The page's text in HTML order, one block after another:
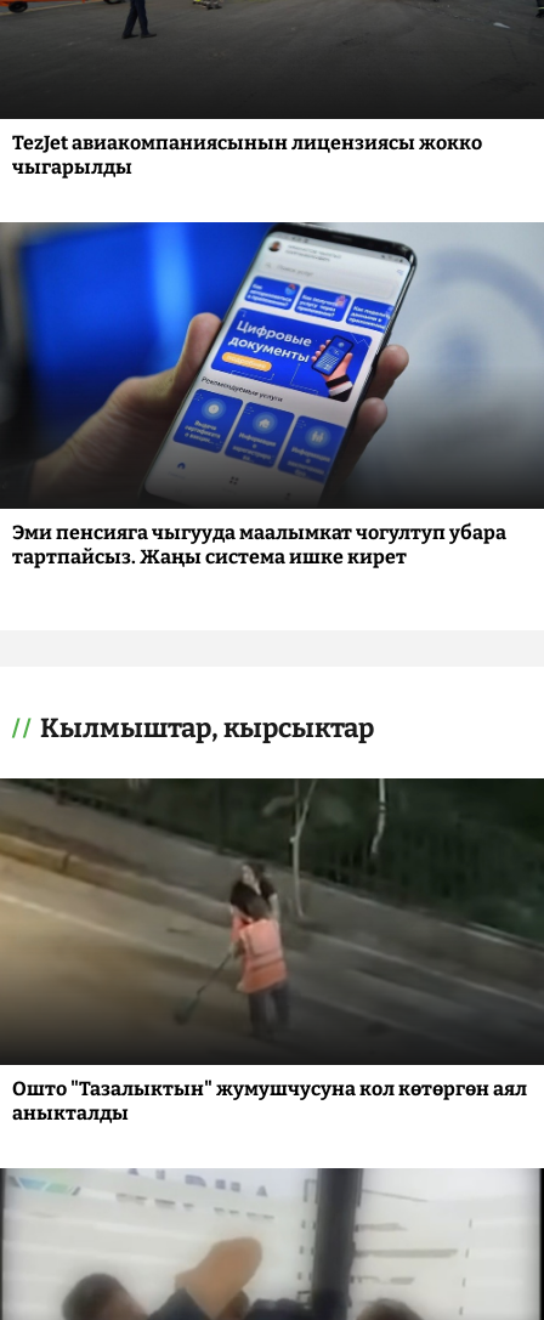
TezJet авиакомпаниясынын лицензиясы жокко
чыгарылды
Эми пенсияга чыгууда маалымкат чогултуп убара
тартпайсыз. Жаңы система ишке кирет
Кылмыштар, кырсыктар
Ошто "Тазалыктын" жумушчусуна кол көтөргөн аял
аныкталды